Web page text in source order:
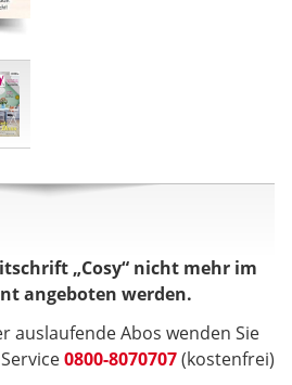
„Cosy“ nicht mehr im
angeboten werden.
auslaufende Abos wenden Sie
0800-8070707 (kostenfrei)